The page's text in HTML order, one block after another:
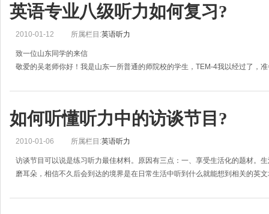
英语专业八级听力如何复习?
2010-01-12 所属栏目:英语听力
致一位山东同学的来信
敬爱的吴老师你好！我是山东一所普通的师院校的学生，TEM-4我以经过了，
如何听懂听力中的访谈节目?
2010-01-06 所属栏目:英语听力
访谈节目可以说是练习听力最佳材料。原因有三点：一、享受生活化的题材。
磨耳朵，相信不久后会到达的境界是在日常生活中听到什么就能想到相关的英